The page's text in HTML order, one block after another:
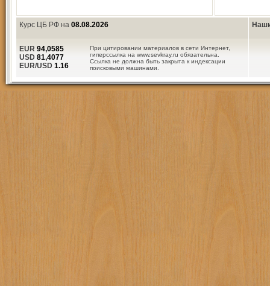
Курс ЦБ РФ на 08.08.2026
При цитировании материалов в сети Интернет,
гиперссылка на www.sevkray.ru обязательна.
Ссылка не должна быть закрыта к индексации
поисковыми машинами.
EUR 94,0585
USD 81,4077
EUR/USD 1.16